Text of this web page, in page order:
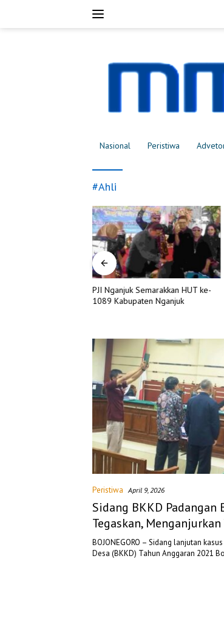
Nasional Peristiwa
#Ahli
PJI Nganjuk Semarakkan HUT ke-
1089 Kabupaten Nganjuk
Peristiwa April 9, 2026
Sidang BKKD Padangan
Tegaskan, Menganjurkan
Digeneralisasi Jadi
BOJONEGORO – Sidang lanjutan
Desa (BKKD) Tahun Anggaran 2021